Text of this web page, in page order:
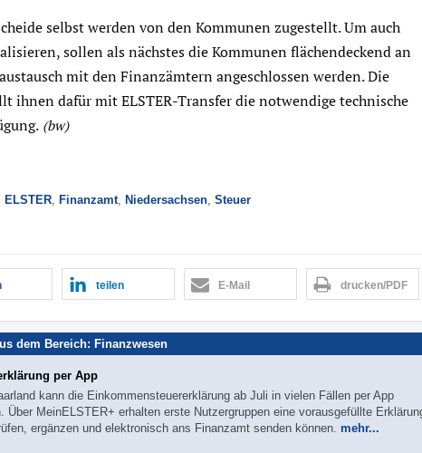
selbst werden von den Kommunen zugestellt. Um auch
sollen als nächstes die Kommunen flächendeckend an
mit den Finanzämtern angeschlossen werden. Die
ihnen dafür mit ELSTER-Transfer die notwendige technische
(bw)
ELSTER, Finanzamt, Niedersachsen, Steuer
teilen E-Mail drucken/PDF
dem Bereich: Finanzwesen
per App
kann die Einkommensteuererklärung ab Juli in vielen Fällen per App
Über MeinELSTER+ erhalten erste Nutzergruppen eine vorausgefüllte
ergänzen und elektronisch ans Finanzamt senden können. mehr...